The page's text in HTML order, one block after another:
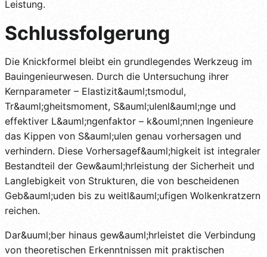
Leistung.
Schlussfolgerung
Die Knickformel bleibt ein grundlegendes Werkzeug im
Bauingenieurwesen. Durch die Untersuchung ihrer
Kernparameter – Elastizit&auml;tsmodul,
Tr&auml;gheitsmoment, S&auml;ulenl&auml;nge und
effektiver L&auml;ngenfaktor – k&ouml;nnen Ingenieure
das Kippen von S&auml;ulen genau vorhersagen und
verhindern. Diese Vorhersagef&auml;higkeit ist integraler
Bestandteil der Gew&auml;hrleistung der Sicherheit und
Langlebigkeit von Strukturen, die von bescheidenen
Geb&auml;uden bis zu weitl&auml;ufigen Wolkenkratzern
reichen.
Dar&uuml;ber hinaus gew&auml;hrleistet die Verbindung
von theoretischen Erkenntnissen mit praktischen